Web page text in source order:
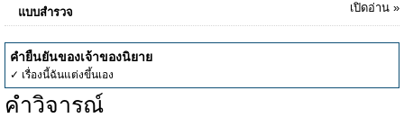
แบบสำรวจ เปิดอ่าน »
คำยืนยันของเจ้าของนิยาย
✓ เรื่องนี้ฉันแต่งขึ้นเอง
คำวิจารณ์